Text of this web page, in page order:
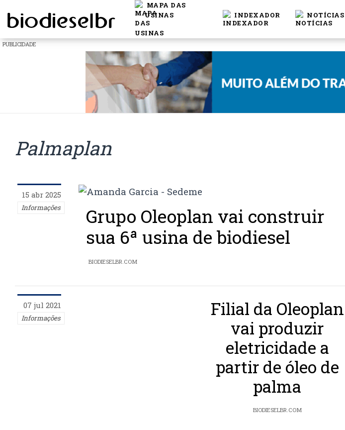
MAPA DAS
USINAS
INDEXADOR NOTÍCIAS
PUBLICIDADE
Palmaplan
15 abr 2025
Informações
Grupo Oleoplan vai construir
sua 6ª usina de biodiesel
BIODIESELBR.COM
07 jul 2021
Informações
Filial da Oleoplan
vai produzir
eletricidade a
partir de óleo de
palma
BIODIESELBR.COM